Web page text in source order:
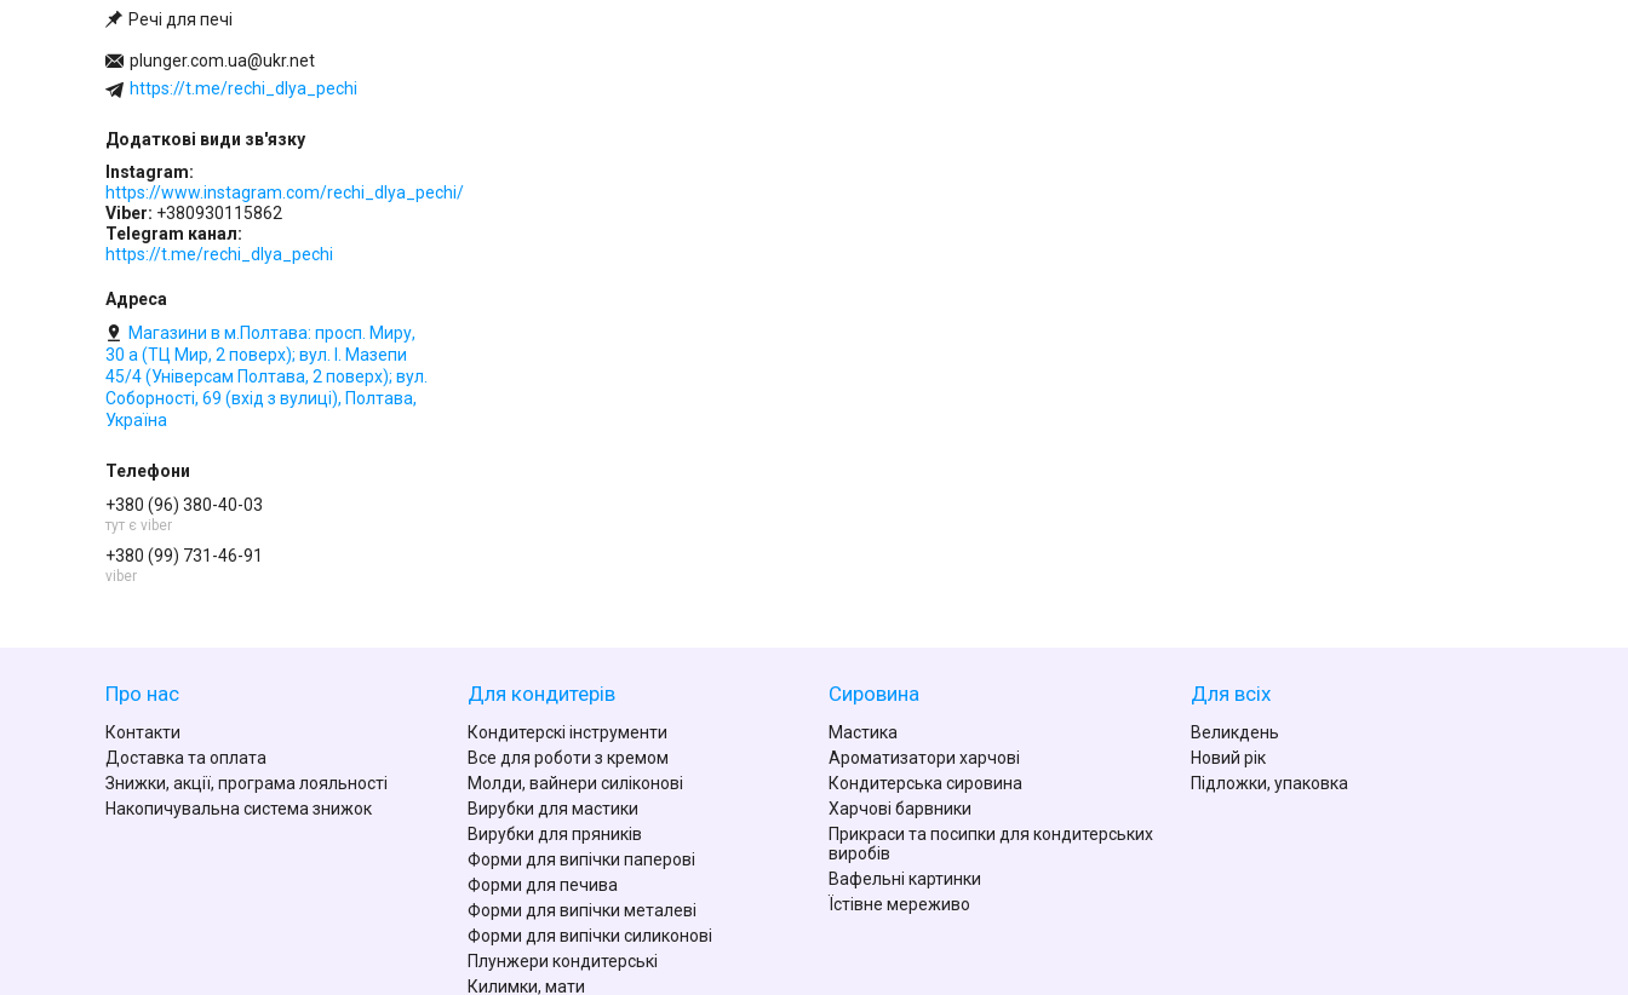
Речі для печі
plunger.com.ua@ukr.net
https://t.me/rechi_dlya_pechi
Instagram
https://www.instagram.com/rechi_dlya_pechi/
Viber +380930115862
Telegram канал
https://t.me/rechi_dlya_pechi
Магазини в м.Полтава: просп. Миру,
30 а (ТЦ Мир, 2 поверх); вул. І. Мазепи
45/4 (Універсам Полтава, 2 поверх); вул.
Соборності, 69 (вхід з вулиці), Полтава,
Україна
+380 (96) 380-40-03
тут є viber
+380 (99) 731-46-91
viber
Про нас
Контакти
Доставка та оплата
Знижки, акції, програма лояльності
Накопичувальна система знижок
Для кондитерів
Кондитерскі інструменти
Все для роботи з кремом
Молди, вайнери силіконові
Вирубки для мастики
Вирубки для пряників
Форми для випічки паперові
Форми для печива
Форми для випічки металеві
Форми для випічки силиконові
Плунжери кондитерські
Килимки, мати
Сировина
Мастика
Ароматизатори харчові
Кондитерська сировина
Харчові барвники
Прикраси та посипки для кондитерських
виробів
Вафельні картинки
Їстівне мереживо
Для всіх
Великдень
Новий рік
Підложки, упаковка